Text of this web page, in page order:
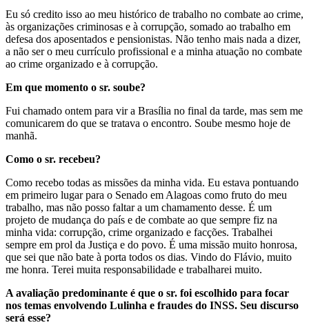
Eu só credito isso ao meu histórico de trabalho no combate ao crime,
às organizações criminosas e à corrupção, somado ao trabalho em
defesa dos aposentados e pensionistas. Não tenho mais nada a dizer,
a não ser o meu currículo profissional e a minha atuação no combate
ao crime organizado e à corrupção.
Em que momento o sr. soube?
Fui chamado ontem para vir a Brasília no final da tarde, mas sem me
comunicarem do que se tratava o encontro. Soube mesmo hoje de
manhã.
Como o sr. recebeu?
Como recebo todas as missões da minha vida. Eu estava pontuando
em primeiro lugar para o Senado em Alagoas como fruto do meu
trabalho, mas não posso faltar a um chamamento desse. É um
projeto de mudança do país e de combate ao que sempre fiz na
minha vida: corrupção, crime organizado e facções. Trabalhei
sempre em prol da Justiça e do povo. É uma missão muito honrosa,
que sei que não bate à porta todos os dias. Vindo do Flávio, muito
me honra. Terei muita responsabilidade e trabalharei muito.
A avaliação predominante é que o sr. foi escolhido para focar
nos temas envolvendo Lulinha e fraudes do INSS. Seu discurso
será esse?